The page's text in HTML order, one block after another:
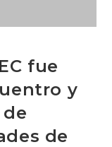
fue
y
de